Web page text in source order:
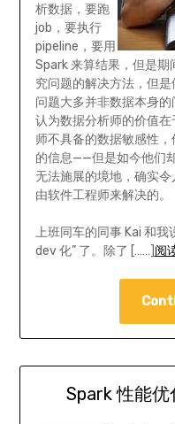
析数据，要跑
job，要执行
pipeline，要用
Spark 来算结果，但是
究问题的解决方法，但
问题大多并非数据本身
认为数据分析师的价值
师不具备的数据敏感性
的信息——但是如今他们
无法施展的境地，确实
由软件工程师来解决的。
上班同车的同事 Kai 和我
dev 化” 了。除了 [……] 阅
Spark 性能